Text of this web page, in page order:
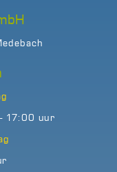
17:00 uur